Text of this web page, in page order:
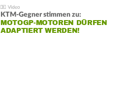
KTM-Gegner stimmen zu:
MOTOGP-MOTOREN DÜRFEN
ADAPTIERT WERDEN!